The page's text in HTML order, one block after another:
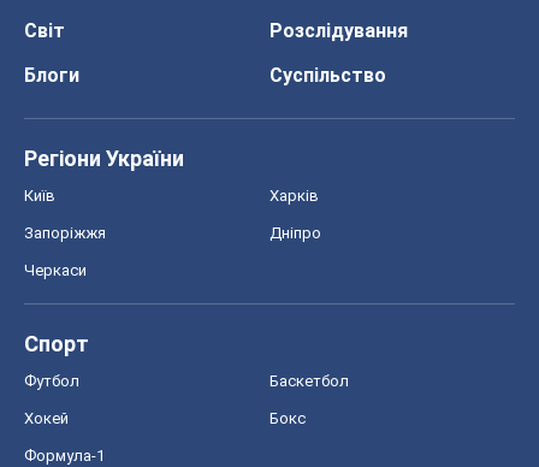
Світ
Розслідування
Блоги
Суспільство
Регіони України
Київ Харків
Запоріжжя Дніпро
Черкаси
Спорт
Футбол Баскетбол
Хокей Бокс
Формула-1